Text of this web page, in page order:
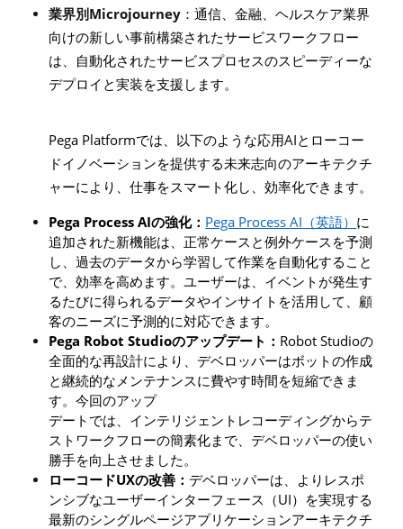
業界別 Microjourney ：通信、金融、ヘルスケア業界
向けの新しい事前構築されたサービスワークフロー
は、自動化されたサービスプロセスのスピーディーな
デプロイと実装を支援します。
Pega Platformでは、以下のような応用AIとローコー
ドイノベーションを提供する未来志向のアーキテクチ
ャーにより、仕事をスマート化し、効率化できます。
Pega Process AIの強化： Pega Process AI （英語） に
追加された新機能は、正常ケースと例外ケースを予測
し、過去のデータから学習して作業を自動化すること
で、効率を高めます。ユーザーは、イベントが発生す
るたびに得られるデータやインサイトを活用して、顧
客のニーズに予測的に対応できます。
Pega Robot Studioのアップデート： Robot Studioの
全面的な再設計により、デベロッパーはボットの作成
と継続的なメンテナンスに費やす時間を短縮できま
す。今回のアップ
デートでは、インテリジェントレコーディングからテ
ストワークフローの簡素化まで、デベロッパーの使い
勝手を向上させました。
ローコードUXの改善： デベロッパーは、よりレスポ
ンシブなユーザーインターフェース（UI）を実現する
最新のシングルページアプリケーションアーキテクチ